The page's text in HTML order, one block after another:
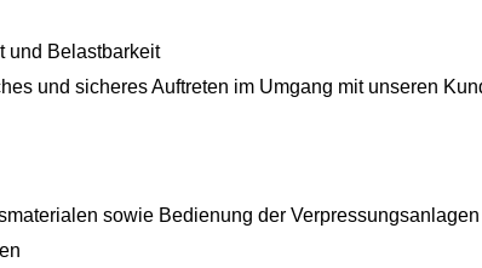
und Belastbarkeit
und sicheres Auftreten im Umgang mit unseren
sowie Bedienung der Verpressungsanlagen